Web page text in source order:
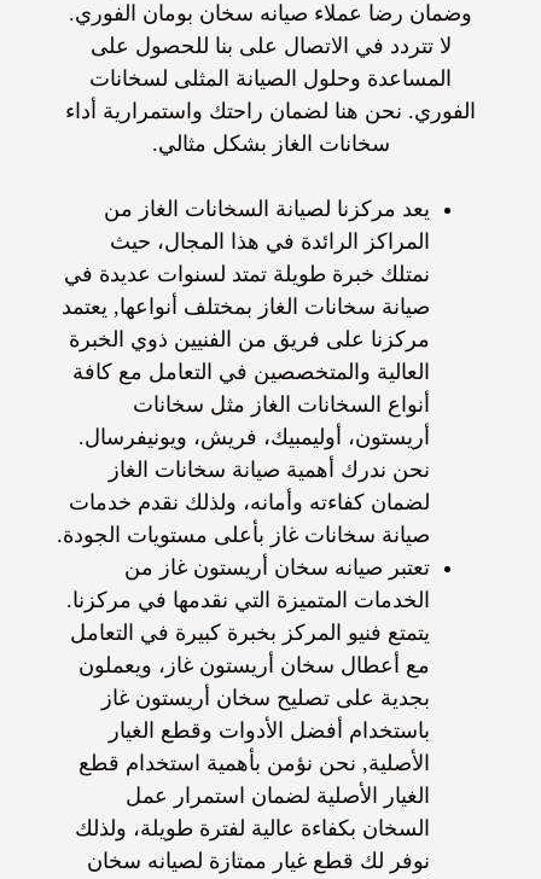
وضمان رضا عملاء صيانه سخان بومان الفوري.
لا تتردد في الاتصال على بنا للحصول على
المساعدة وحلول الصيانة المثلى لسخانات
الفوري. نحن هنا لضمان راحتك واستمرارية أداء
سخانات الغاز بشكل مثالي.
يعد مركزنا لصيانة السخانات الغاز من
المراكز الرائدة في هذا المجال، حيث
نمتلك خبرة طويلة تمتد لسنوات عديدة في
صيانة سخانات الغاز بمختلف أنواعها, يعتمد
مركزنا على فريق من الفنيين ذوي الخبرة
العالية والمتخصصين في التعامل مع كافة
أنواع السخانات الغاز مثل سخانات
أريستون، أوليمبيك، فريش، ويونيفرسال.
نحن ندرك أهمية صيانة سخانات الغاز
لضمان كفاءته وأمانه، ولذلك نقدم خدمات
صيانة سخانات غاز بأعلى مستويات الجودة.
تعتبر صيانه سخان أريستون غاز من
الخدمات المتميزة التي نقدمها في مركزنا.
يتمتع فنيو المركز بخبرة كبيرة في التعامل
مع أعطال سخان أريستون غاز، ويعملون
بجدية على تصليح سخان أريستون غاز
باستخدام أفضل الأدوات وقطع الغيار
الأصلية, نحن نؤمن بأهمية استخدام قطع
الغيار الأصلية لضمان استمرار عمل
السخان بكفاءة عالية لفترة طويلة، ولذلك
نوفر لك قطع غيار ممتازة لصيانه سخان